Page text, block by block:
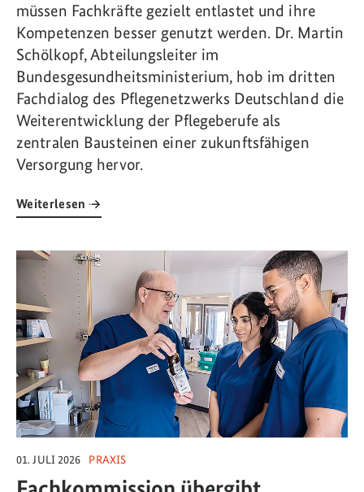
müssen Fachkräfte gezielt entlastet und ihre
Kompetenzen besser genutzt werden. Dr. Martin
Schölkopf, Abteilungsleiter im
Bundesgesundheitsministerium, hob im dritten
Fachdialog des Pflegenetzwerks Deutschland die
Weiterentwicklung der Pflegeberufe als
zentralen Bausteinen einer zukunftsfähigen
Versorgung hervor.
Weiterlesen
Link zum Artikel: Fachkommission übergibt Rahmenlehrplan und
01. JULI 2026 PRAXIS